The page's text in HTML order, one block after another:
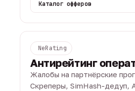
Каталог офферов
NeRating
Антирейтинг
Жалобы на партнёрские
Скреперы, SimHash-дедуп,